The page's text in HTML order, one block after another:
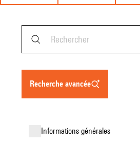
recherche avancée
informations générales